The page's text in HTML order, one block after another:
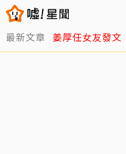
最新文章 姜厚任女友發文